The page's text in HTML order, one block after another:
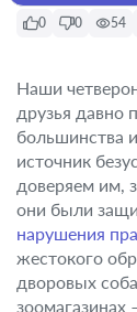
0
0 54
Наши
друзья давно
большинства
источник
доверяем им,
они были
нарушения
жестокого
дворовых
зоомагазинах